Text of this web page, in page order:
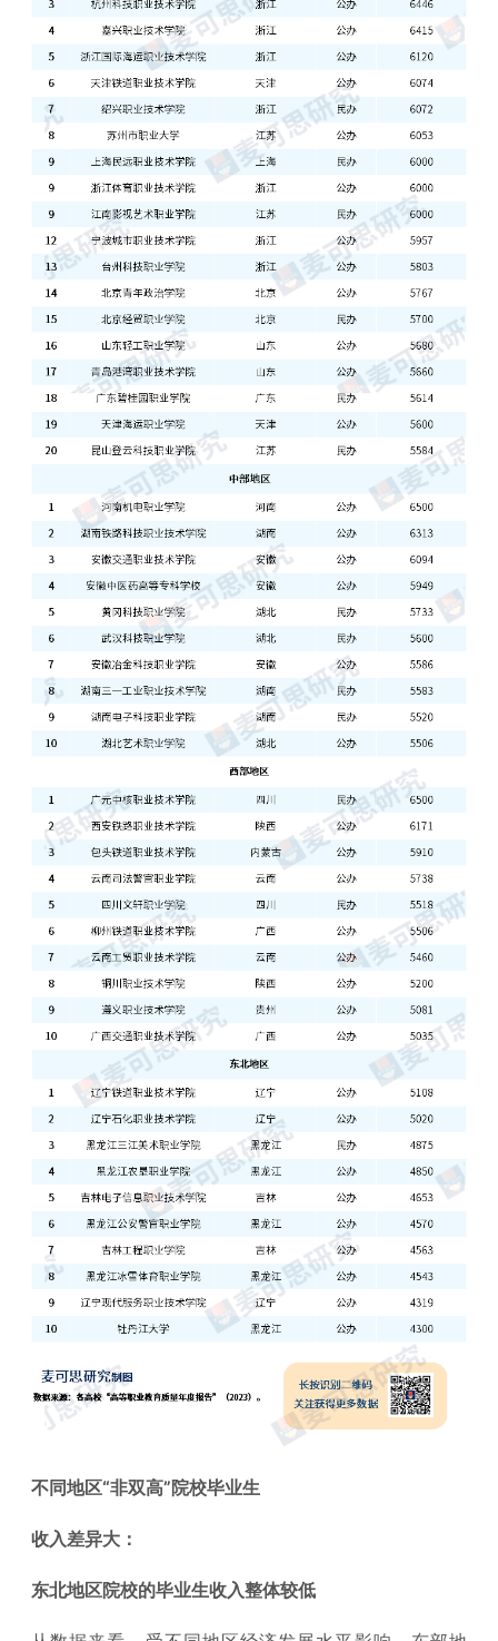
不同地区“非双高”院校毕业生
收入差异大：
东北地区院校的毕业生收入整体较低